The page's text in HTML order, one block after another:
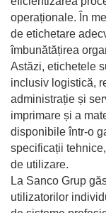
operaționale. În
de etichetare
îmbunătățirea
Astăzi, etichetele
inclusiv logistică,
administrație și
imprimare și a
disponibile într-o
specificații
de utilizare.
La Sanco Grup
utilizatorilor